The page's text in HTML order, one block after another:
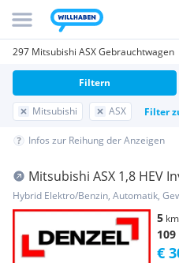
297 Mitsubishi ASX Gebrauchtwagen
Mitsubishi ASX Filter
Filtern
Infos zur Reihung der Anzeigen
Mitsubishi ASX 1,8 HEV
26,5
Hybrid Elektro/Benzin, Automatik,
5 km
109
€